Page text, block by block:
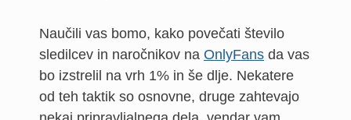
Naučili vas bomo, kako povečati število
sledilcev in naročnikov na OnlyFans da vas
bo izstrelil na vrh 1% in še dlje. Nekatere
od teh taktik so osnovne, druge zahtevajo